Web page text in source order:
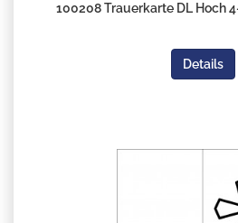
100208 Trauerkarte DL Hoch
Details